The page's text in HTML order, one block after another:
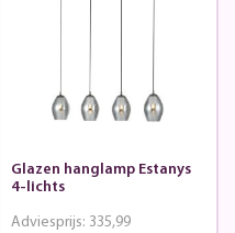
Glazen hanglamp Estanys
4-lichts
Adviesprijs: 335,99